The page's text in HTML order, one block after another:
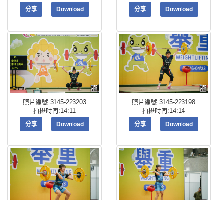
分享 Download 分享 Download
照片編號:3145-223203
拍攝時間:14:11
分享 Download
照片編號:3145-223198
拍攝時間:14:14
分享 Download